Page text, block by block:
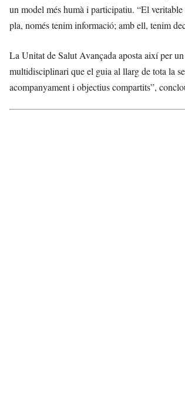
un model més humà i participatiu. “El
pla, només tenim informació; amb ell, tenim
La Unitat de Salut Avançada aposta així per
multidisciplinari que el guia al llarg de tota la
acompanyament i objectius compartits”,